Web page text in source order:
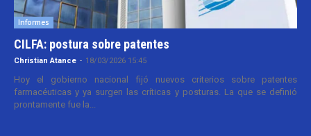
Informes
CILFA: postura sobre patentes
Christian Atance - 18/03/2026 15:45
Hoy el gobierno nacional fijó nuevos criterios sobre patentes
farmacéuticas y ya surgen las críticas y posturas. La que se definió
prontamente fue la...